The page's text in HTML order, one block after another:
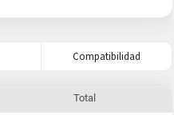
Compatibilidad
Total